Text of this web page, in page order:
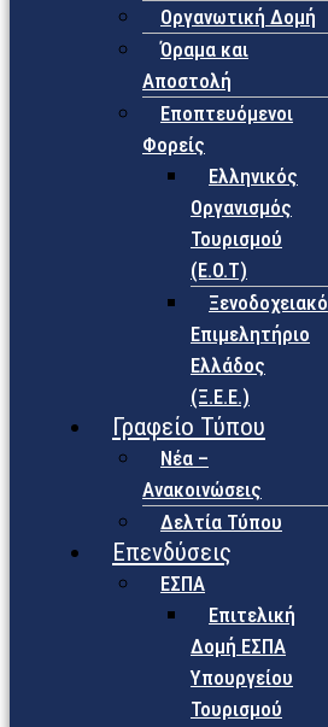
Οργανωτική Δομή
Όραμα και
Αποστολή
Εποπτευόμενοι
Φορείς
Eλληνικός
Οργανισμός
Τουρισμού
(Ε.Ο.Τ)
Ξενοδοχειακό
Επιμελητήριο
Ελλάδος
(Ξ.Ε.Ε.)
Γραφείο Τύπου
Νέα –
Ανακοινώσεις
Δελτία Τύπου
Επενδύσεις
ΕΣΠΑ
Επιτελική
Δομή ΕΣΠΑ
Υπουργείου
Τουρισμού